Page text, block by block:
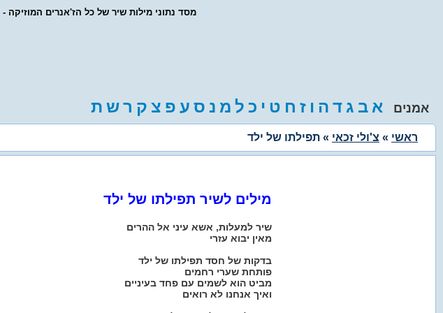
- מסד נתוני מילות שיר של כל הז'אנרים המוזיקה
אמנים א ב ג ד ה ו ז ח ט י כ ל מ נ ס ע פ צ ק רש ת
ראשי » צ'ולי זכאי » תפילתו של ילד
מילים לשיר תפילתו של ילד
שיר למעלות, אשא עיני אל ההרים
מאין יבוא עזרי
בדקות של חסד תפילתו של ילד
פותחת שערי רחמים
מביט הוא לשמים עם פחד בעיניים
ואיך אנחנו לא רואים